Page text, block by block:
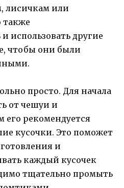
лисичкам или
также
использовать другие
чтобы они были
просто. Для начала
от чешуи и
его рекомендуется
кусочки. Это поможет
и
каждый кусочек
тщательно промыть